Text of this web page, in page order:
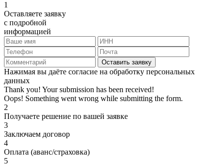
1
Оставляете заявку
с подробной
информацией
Нажимая вы даёте согласие на обработку персональных
данных
Thank you! Your submission has been received!
Oops! Something went wrong while submitting the form.
2
Получаете решение по вашей заявке
3
Заключаем договор
4
Оплата (аванс/страховка)
5